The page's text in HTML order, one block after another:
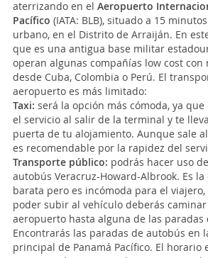
aterrizando en el Aeropuerto
Pacífico (IATA: BLB), situado a 15
urbano, en el Distrito de Arraiján. En
que es una antigua base militar
operan algunas compañías low cost con
desde Cuba, Colombia o Perú. El
aeropuerto es más limitado:
Taxi: será la opción más cómoda, ya
el servicio al salir de la terminal y te
puerta de tu alojamiento. Aunque sale
es recomendable por la rapidez del
Transporte público: podrás hacer uso
autobús Veracruz-Howard-Albrook. Es la
barata pero es incómoda para el
poder subir al vehículo deberás
aeropuerto hasta alguna de las paradas
Encontrarás las paradas de autobús en
principal de Panamá Pacífico. El horario